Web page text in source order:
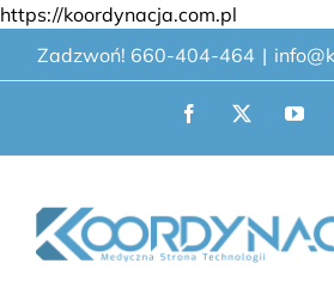
https://koordynacja.com.pl
do
zawartości
Zadzwoń! 660-404-464 |
Facebook
X